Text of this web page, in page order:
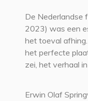
De Nederlandse
2023) was een
het toeval
het perfecte
zei, het verhaal
Erwin Olaf